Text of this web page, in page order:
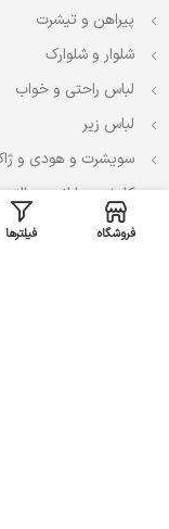
پیراهن و تیشرت
شلوار و شلوارک
لباس راحتی و خواب
لباس زیر
سویشرت و هودی و
کاپشن، بارانی و پالتو
فروشگاه فیلترها